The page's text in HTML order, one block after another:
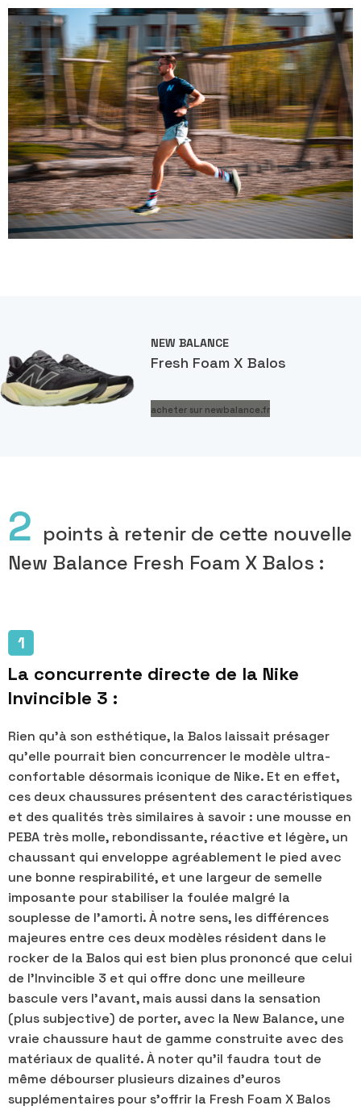
NEW BALANCE
Fresh Foam X Balos
acheter sur newbalance.fr
2 points à retenir de cette nouvelle
New Balance Fresh Foam X Balos :
La concurrente directe de la Nike
Invincible 3 :
Rien qu'à son esthétique, la Balos laissait présager
qu'elle pourrait bien concurrencer le modèle ultra-
confortable désormais iconique de Nike. Et en effet,
ces deux chaussures présentent des caractéristiques
et des qualités très similaires à savoir : une mousse en
PEBA très molle, rebondissante, réactive et légère, un
chaussant qui enveloppe agréablement le pied avec
une bonne respirabilité, et une largeur de semelle
imposante pour stabiliser la foulée malgré la
souplesse de l'amorti. À notre sens, les différences
majeures entre ces deux modèles résident dans le
rocker de la Balos qui est bien plus prononcé que celui
de l'Invincible 3 et qui offre donc une meilleure
bascule vers l'avant, mais aussi dans la sensation
(plus subjective) de porter, avec la New Balance, une
vraie chaussure haut de gamme construite avec des
matériaux de qualité. À noter qu'il faudra tout de
même débourser plusieurs dizaines d'euros
supplémentaires pour s'offrir la Fresh Foam X Balos